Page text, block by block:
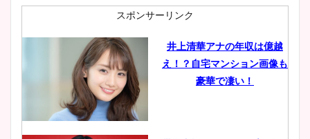
スポンサーリンク
井上清華アナの年収は億越
え！？自宅マンション画像も
豪華で凄い！